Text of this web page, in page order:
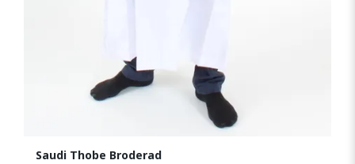
Saudi Thobe Broderad